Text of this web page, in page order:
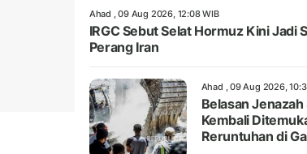
Ahad , 09 Aug 2026, 12:08 WIB
IRGC Sebut Selat Hormuz Kini Jadi
Perang Iran
Ahad , 09 Aug 2026,
Belasan Jenazah
Kembali
Reruntuhan di